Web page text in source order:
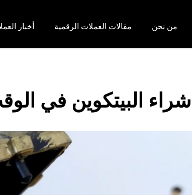
من نحن مقالات العملات الرقمية أخبار
البيتكوين في